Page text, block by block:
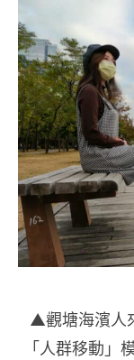
▲觀塘海濱人
「人群移動」